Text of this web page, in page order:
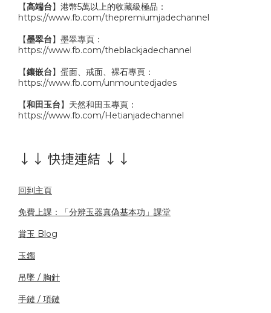
【高端台】港幣5萬以上的收藏級極品：
https://www.fb.com/thepremiumjadechannel
【墨翠台】墨翠專頁：
https://www.fb.com/theblackjadechannel
【鑲嵌台】蛋面、戒面、裸石專頁：
https://www.fb.com/unmountedjades
【和田玉台】天然和田玉專頁：
https://www.fb.com/Hetianjadechannel
↓↓ 快捷連結 ↓↓
回到主頁
免費上課：「分辨玉器真偽基本功」課堂
賞玉 Blog
玉鐲
吊墜 / 胸針
手鏈 / 項鏈